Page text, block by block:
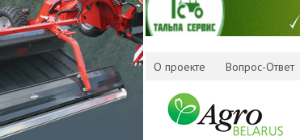
О проекте Вопрос-Ответ